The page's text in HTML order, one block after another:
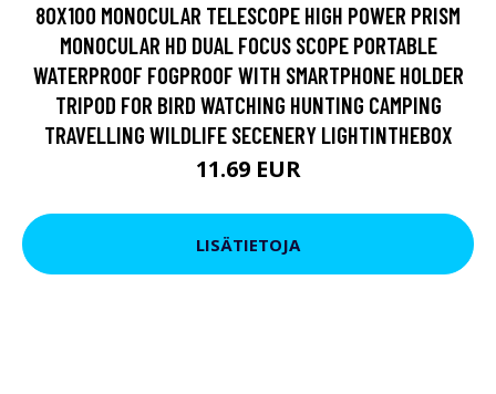
80X100 MONOCULAR TELESCOPE HIGH POWER PRISM
MONOCULAR HD DUAL FOCUS SCOPE PORTABLE
WATERPROOF FOGPROOF WITH SMARTPHONE HOLDER
TRIPOD FOR BIRD WATCHING HUNTING CAMPING
TRAVELLING WILDLIFE SECENERY LIGHTINTHEBOX
11.69 EUR
LISÄTIETOJA